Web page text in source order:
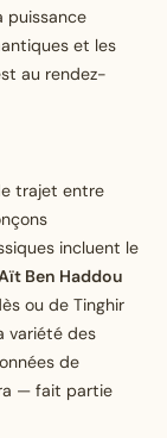
puissance
et les
au rendez-
trajet entre
incluent le
Ben Haddou
ou de Tinghir
variété des
de
— fait partie